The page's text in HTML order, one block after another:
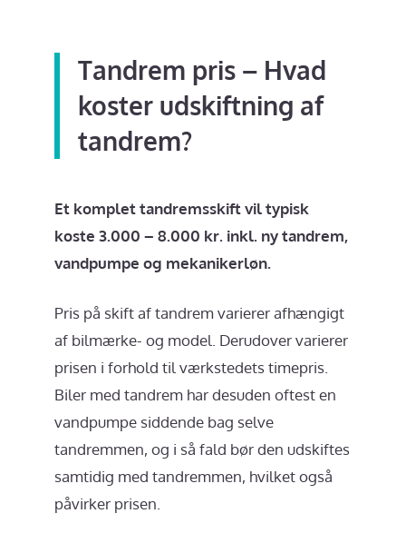
Tandrem pris – Hvad
koster udskiftning af
tandrem?
Et komplet tandremsskift vil typisk
koste 3.000 – 8.000 kr. inkl. ny tandrem,
vandpumpe og mekanikerløn.
Pris på skift af tandrem varierer afhængigt
af bilmærke- og model. Derudover varierer
prisen i forhold til værkstedets timepris.
Biler med tandrem har desuden oftest en
vandpumpe siddende bag selve
tandremmen, og i så fald bør den udskiftes
samtidig med tandremmen, hvilket også
påvirker prisen.